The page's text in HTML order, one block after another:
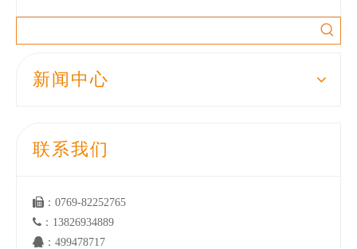
新闻中心
联系我们
 ：0769-82252765
 ：13826934889
 ：499478717